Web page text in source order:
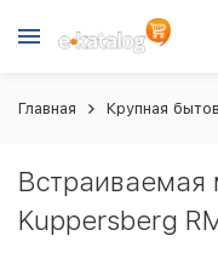
Главная Крупная
Встраиваемая
Kuppersberg